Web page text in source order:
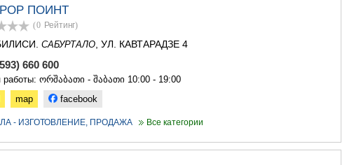
ПОИНТ
(0 Рейтинг)
САБУРТАЛО , УЛ. КАВТАРАДЗЕ 4
660 600
работы: ორშაბათი - შაბათი 10:00 - 19:00
map facebook
- ИЗГОТОВЛЕНИЕ, ПРОДАЖА Все категории